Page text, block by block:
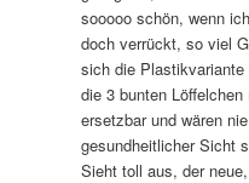
sooooo schön, wenn
doch verrückt, so viel
sich die
die 3 bunten
ersetzbar und wären
gesundheitlicher Sicht
Sieht toll aus, der